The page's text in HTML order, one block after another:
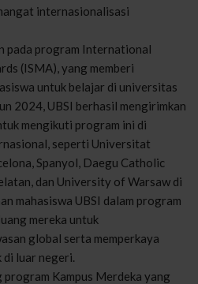
internasionalisasi
pada program International
(ISMA), yang memberi
untuk belajar di universitas
2024, UBSI berhasil mengirimkan
mengikuti program ini di
seperti Universitat
Spanyol, Daegu Catholic
dan University of Warsaw di
mahasiswa UBSI dalam program
mereka untuk
global serta memperkaya
di luar negeri.
program Kampus Merdeka yang